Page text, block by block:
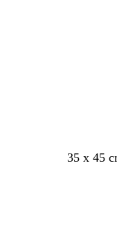
35 x 45